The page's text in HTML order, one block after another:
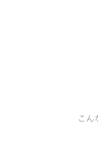
こん